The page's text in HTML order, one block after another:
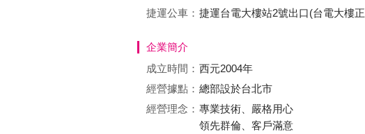
捷運公車： 捷運台電大樓站2號出口(台電大樓
企業簡介
成立時間： 西元2004年
經營據點： 總部設於台北市
經營理念： 專業技術、嚴格用心
領先群倫、客戶滿意